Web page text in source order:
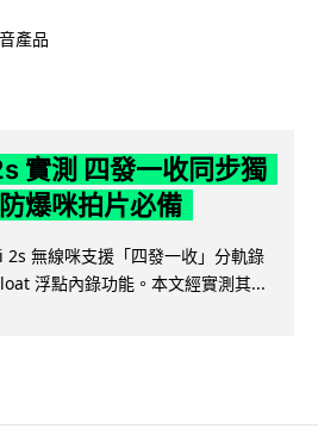
產品
實測 四發一收同步獨
爆咪拍片必備
無線咪支援「四發一收」分軌錄
浮點內錄功能。本文經實測其...